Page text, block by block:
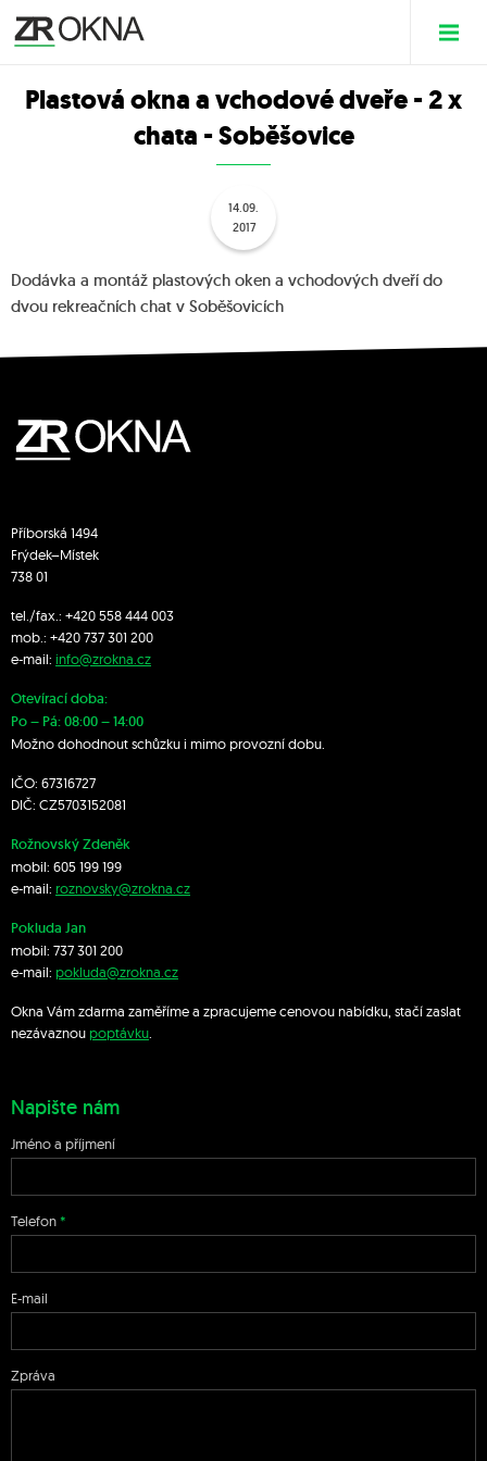
Plastová okna a vchodové dveře - 2 x
chata - Soběšovice
14.09.
2017
Dodávka a montáž plastových oken a vchodových dveří do
dvou rekreačních chat v Soběšovicích
Příborská 1494
Frýdek–Místek
738 01
tel./fax.: +420 558 444 003
mob.: +420 737 301 200
e-mail: info@zrokna.cz
Otevírací doba:
Po – Pá: 08:00 – 14:00
Možno dohodnout schůzku i mimo provozní dobu.
IČO: 67316727
DIČ: CZ5703152081
Rožnovský Zdeněk
mobil: 605 199 199
e-mail: roznovsky@zrokna.cz
Pokluda Jan
mobil: 737 301 200
e-mail: pokluda@zrokna.cz
Okna Vám zdarma zaměříme a zpracujeme cenovou nabídku, stačí zaslat
nezávaznoupoptávku
Napište nám
Jméno a příjmení
Telefon
E-mail
Zpráva